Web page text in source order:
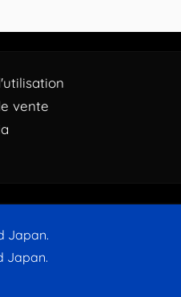
vente
Japan.
Japan.